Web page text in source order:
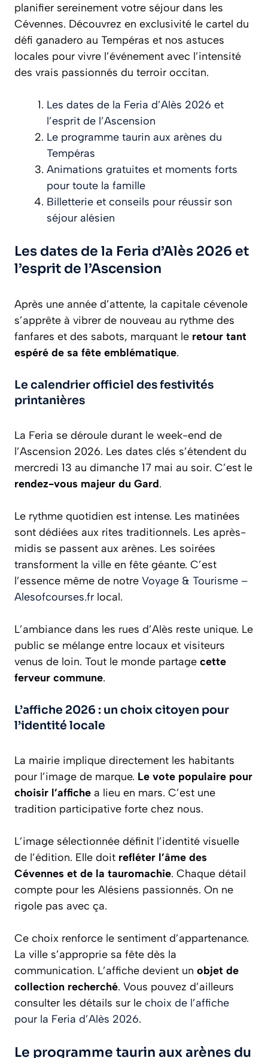
planifier sereinement votre séjour dans les
Cévennes. Découvrez en exclusivité le cartel du
défi ganadero au Tempéras et nos astuces
locales pour vivre l’événement avec l’intensité
des vrais passionnés du terroir occitan.
Les dates de la Feria d’Alès 2026 et
l’esprit de l’Ascension
Le programme taurin aux arènes du
Tempéras
Animations gratuites et moments forts
pour toute la famille
Billetterie et conseils pour réussir son
séjour alésien
Les dates de la Feria d’Alès 2026 et
l’esprit de l’Ascension
Après une année d’attente, la capitale cévenole
s’apprête à vibrer de nouveau au rythme des
fanfares et des sabots, marquant le retour tant
espéré de sa fête emblématique.
Le calendrier officiel des festivités
printanières
La Feria se déroule durant le week-end de
l’Ascension 2026. Les dates clés s’étendent du
mercredi 13 au dimanche 17 mai au soir. C’est le
rendez-vous majeur du Gard.
Le rythme quotidien est intense. Les matinées
sont dédiées aux rites traditionnels. Les après-
midis se passent aux arènes. Les soirées
transforment la ville en fête géante. C’est
l’essence même de notre Voyage & Tourisme –
Alesofcourses.fr local.
L’ambiance dans les rues d’Alès reste unique. Le
public se mélange entre locaux et visiteurs
venus de loin. Tout le monde partage cette
ferveur commune.
L’affiche 2026 : un choix citoyen pour
l’identité locale
La mairie implique directement les habitants
pour l’image de marque. Le vote populaire pour
choisir l’affiche a lieu en mars. C’est une
tradition participative forte chez nous.
L’image sélectionnée définit l’identité visuelle
de l’édition. Elle doit refléter l’âme des
Cévennes et de la tauromachie. Chaque détail
compte pour les Alésiens passionnés. On ne
rigole pas avec ça.
Ce choix renforce le sentiment d’appartenance.
La ville s’approprie sa fête dès la
communication. L’affiche devient un objet de
collection recherché. Vous pouvez d’ailleurs
consulter les détails sur le choix de l’affiche
pour la Feria d’Alès 2026.
Le programme taurin aux arènes du